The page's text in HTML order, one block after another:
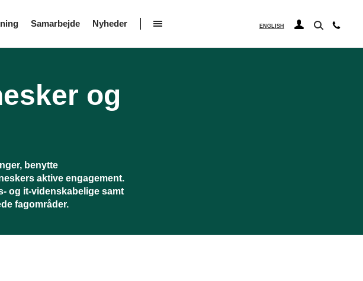
Samarbejde Nyheder ENGLISH
og
benytte
aktive engagement.
og it-videnskabelige samt
fagområder.